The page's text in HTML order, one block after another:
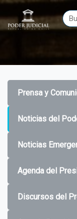
Prensa y
Noticias del
Noticias
Agenda del
Discursos del